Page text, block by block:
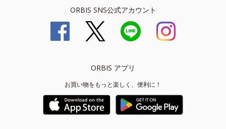
ORBIS SNS公式アカウント
ORBIS アプリ
お買い物をもっと楽しく、便利に！